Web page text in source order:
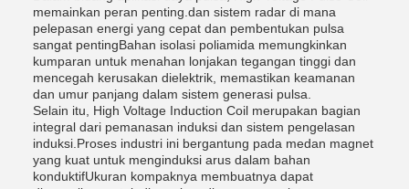
memainkan peran penting.dan sistem radar di mana
pelepasan energi yang cepat dan pembentukan pulsa
sangat pentingBahan isolasi poliamida memungkinkan
kumparan untuk menahan lonjakan tegangan tinggi dan
mencegah kerusakan dielektrik, memastikan keamanan
dan umur panjang dalam sistem generasi pulsa.
Selain itu, High Voltage Induction Coil merupakan bagian
integral dari pemanasan induksi dan sistem pengelasan
induksi.Proses industri ini bergantung pada medan magnet
yang kuat untuk menginduksi arus dalam bahan
konduktifUkuran kompaknya membuatnya dapat